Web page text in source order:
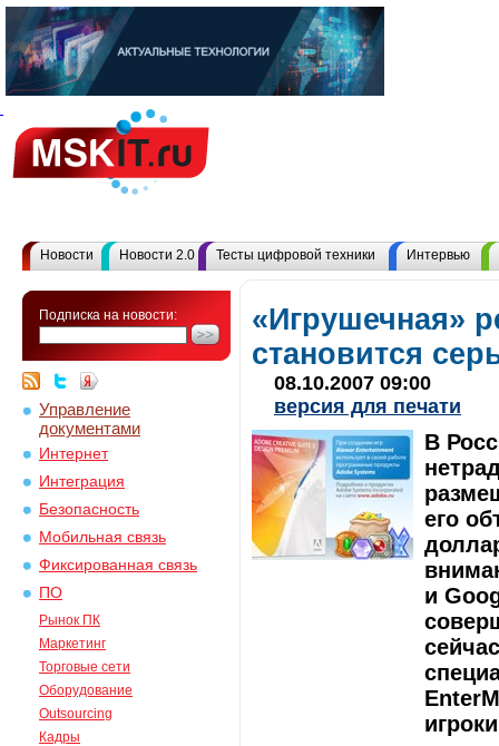
Новости Новости 2.0 Тесты цифровой техники Интервью
Подписка на новости:
Управление
документами
Интернет
Интеграция
Безопасность
Мобильная связь
Фиксированная связь
ПО
Рынок ПК
Маркетинг
Торговые сети
Оборудование
Outsourcing
Кадры
«Игрушечная»
становится
08.10.2007 09:00
версия для печати
В
его
и